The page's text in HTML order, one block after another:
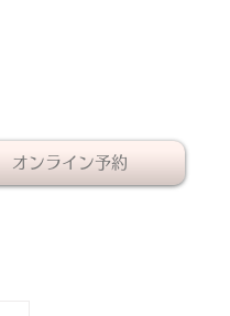
オンライン予約